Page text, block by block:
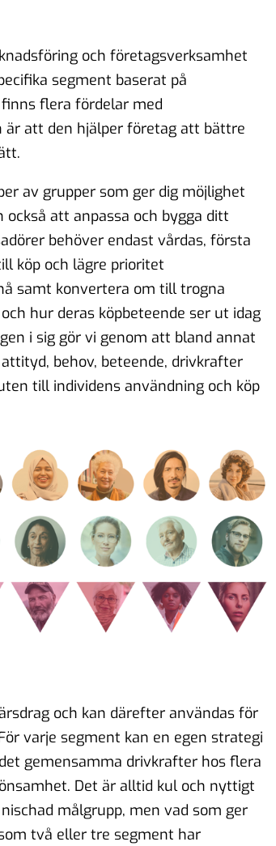
och företagsverksamhet
segment baserat på
flera fördelar med
är att den hjälper företag att bättre
av grupper som ger dig möjlighet
att anpassa och bygga ditt
behöver endast vårdas, första
köp och lägre prioritet
samt konvertera om till trogna
hur deras köpbeteende ser ut idag
i sig gör vi genom att bland annat
behov, beteende, drivkrafter
till individens användning och köp
och kan därefter användas för
varje segment kan en egen strategi
gemensamma drivkrafter hos flera
Det är alltid kul och nyttigt
målgrupp, men vad som ger
två eller tre segment har